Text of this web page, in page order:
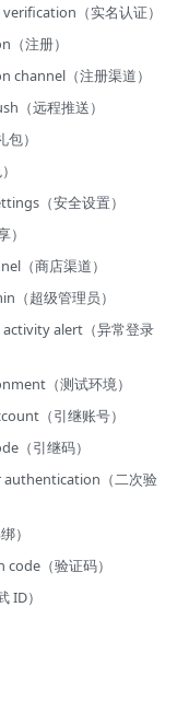
（实名认证）
（注册）
channel（注册渠道）
（远程推送）
）
（安全设置）
）
（商店渠道）
（超级管理员）
activity alert（异常登录
（测试环境）
（引继账号）
（引继码）
authentication（二次验
）
（验证码）
ID）